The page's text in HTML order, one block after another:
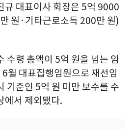
대표이사 회장은 5억 9000
원·기타근로소득 200만 원)
수령 총액이 5억 원을 넘는 임
월 대표집행임원으로 재선임
기준인 5억 원 미만 보수를 수
에서 제외됐다.